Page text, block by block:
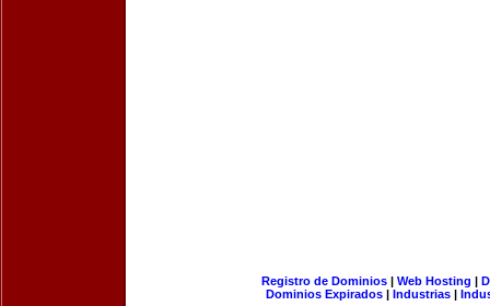
Registro de Dominios| Web Hosting |
Dominios Expirados | Industrias |